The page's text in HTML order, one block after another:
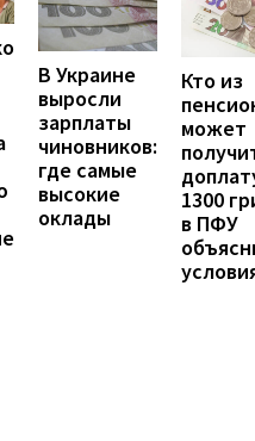
В Украине
выросли
зарплаты
чиновников:
где самые
высокие
оклады
Кто из
может
1300
в ПФУ